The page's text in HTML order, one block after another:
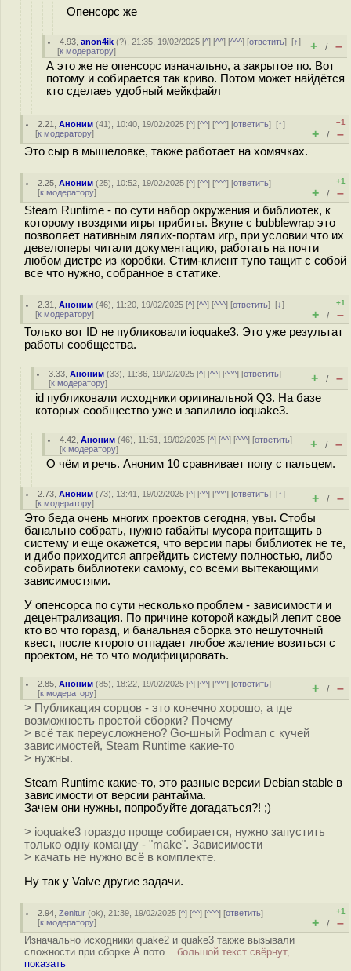
Опенсорс же
4.93 ,anon4ik (?), 21:35, 19/02/2025 [^] [^^] [^^^] [ответить][↑]
[к модератору] + / –
А это же не опенсорс изначально, а закрытое по. Вот
потому и собирается так криво. Потом может найдётся
кто сделаеь удобный мейкфайл
2.21 ,Аноним (41), 10:40, 19/02/2025 [^] [^^] [^^^] [ответить][↑]
[к модератору]
–1
+ / –
Это сыр в мышеловке, также работает на хомячках.
2.25 ,Аноним (25), 10:52, 19/02/2025 [^] [^^] [^^^] [ответить]
[к модератору]
+1
+ / –
Steam Runtime - по сути набор окружения и библиотек, к
которому гвоздями игры прибиты. Вкупе с bubblewrap это
позволяет нативным лялих-портам игр, при условии что их
девелоперы читали документацию, работать на почти
любом дистре из коробки. Стим-клиент тупо тащит с собой
все что нужно, собранное в статике.
2.31 ,Аноним (46), 11:20, 19/02/2025 [^] [^^] [^^^] [ответить][↓]
[к модератору]
+1
+ / –
Только вот ID не публиковали ioquake3. Это уже результат
работы сообщества.
3.33 ,Аноним (33), 11:36, 19/02/2025 [^] [^^] [^^^] [ответить]
[к модератору] + / –
id публиковали исходники оригинальной Q3. На базе
которых сообщество уже и запилило ioquake3.
4.42 ,Аноним (46), 11:51, 19/02/2025 [^] [^^] [^^^] [ответить]
[к модератору] + / –
О чём и речь. Аноним 10 сравнивает попу с пальцем.
2.73 ,Аноним (73), 13:41, 19/02/2025 [^] [^^] [^^^] [ответить][↑]
[к модератору] + / –
Это беда очень многих проектов сегодня, увы. Стобы
банально собрать, нужно габайты мусора притащить в
систему и еще окажется, что версии пары библиотек не те,
и дибо приходится апгрейдить систему полностью, либо
собирать библиотеки самому, со всеми вытекающими
зависимостями.
У опенсорса по сути несколько проблем - зависимости и
децентрализация. По причине которой каждый лепит свое
кто во что горазд, и банальная сборка это нешуточный
квест, после кторого отпадает любое жаление возиться с
проектом, не то что модифицировать.
2.85 ,Аноним (85), 18:22, 19/02/2025 [^] [^^] [^^^] [ответить]
[к модератору] + / –
> Публикация сорцов - это конечно хорошо, а где
возможность простой сборки? Почему
> всё так переусложнено? Go-шный Podman с кучей
зависимостей, Steam Runtime какие-то
> нужны.
Steam Runtime какие-то, это разные версии Debian stable в
зависимости от версии рантайма.
Зачем они нужны, попробуйте догадаться?! ;)
> ioquake3 гораздо проще собирается, нужно запустить
только одну команду - "make". Зависимости
> качать не нужно всё в комплекте.
Ну так у Valve другие задачи.
2.94 ,Zenitur (ok), 21:39, 19/02/2025 [^] [^^] [^^^] [ответить]
[к модератору]
+1
+ / –
Изначально исходники quake2 и quake3 также вызывали
сложности при сборке А пото... большой текст свёрнут,
показать